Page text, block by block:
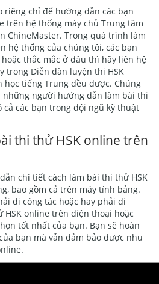
riêng chỉ để hướng dẫn các bạn
trên hệ thống máy chủ Trung tâm
ChineMaster. Trong quá trình làm
hệ thống của chúng tôi, các bạn
thắc mắc ở đâu thì hãy liên hệ
trong Diễn đàn luyện thi HSK
học tiếng Trung đều được. Chúng
người hướng dẫn làm bài thi
cả các bạn trong đội ngũ kỹ thuật
thi thử HSK online trên
chi tiết cách làm bài thi thử HSK
bao gồm cả trên máy tính bảng.
đi công tác hoặc hay phải di
online trên điện thoại hoặc
tốt nhất của bạn. Bạn sẽ hoàn
bạn mà vẫn đảm bảo được nhu